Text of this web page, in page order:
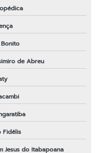
de Abreu
Fidélis
Jesus do Itabapoana